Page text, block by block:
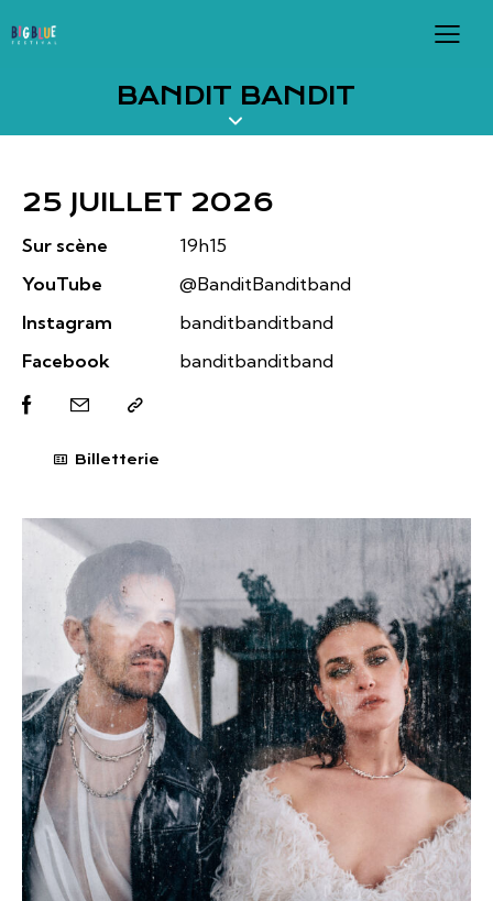
BANDIT BANDIT
25 JUILLET 2026
Sur scène
19h15
YouTube
@BanditBanditband
Instagram
banditbanditband
Facebook
banditbanditband
Billetterie